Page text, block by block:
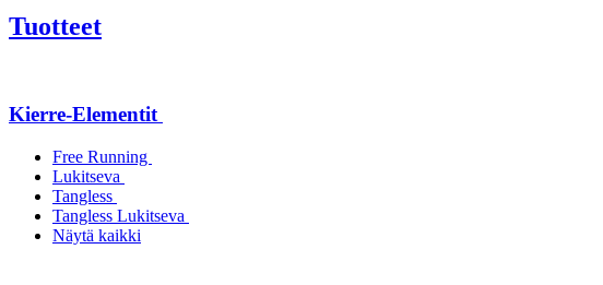
Tuotteet
Kierre-Elementit
Free Running
Lukitseva
Tangless
Tangless Lukitseva
Näytä kaikki